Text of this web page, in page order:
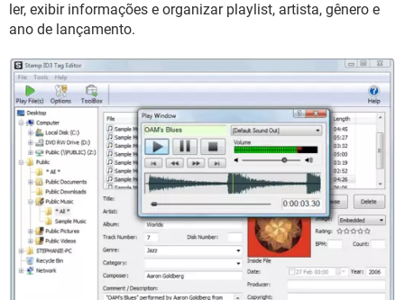
ler, exibir informações e organizar playlist, artista, gênero e
ano de lançamento.